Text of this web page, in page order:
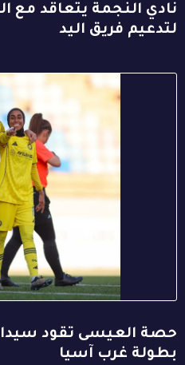
نادي النجمة يتعاقد
لتدعيم فريق اليد
حصة العيسى تقود
بطولة غرب آسيا